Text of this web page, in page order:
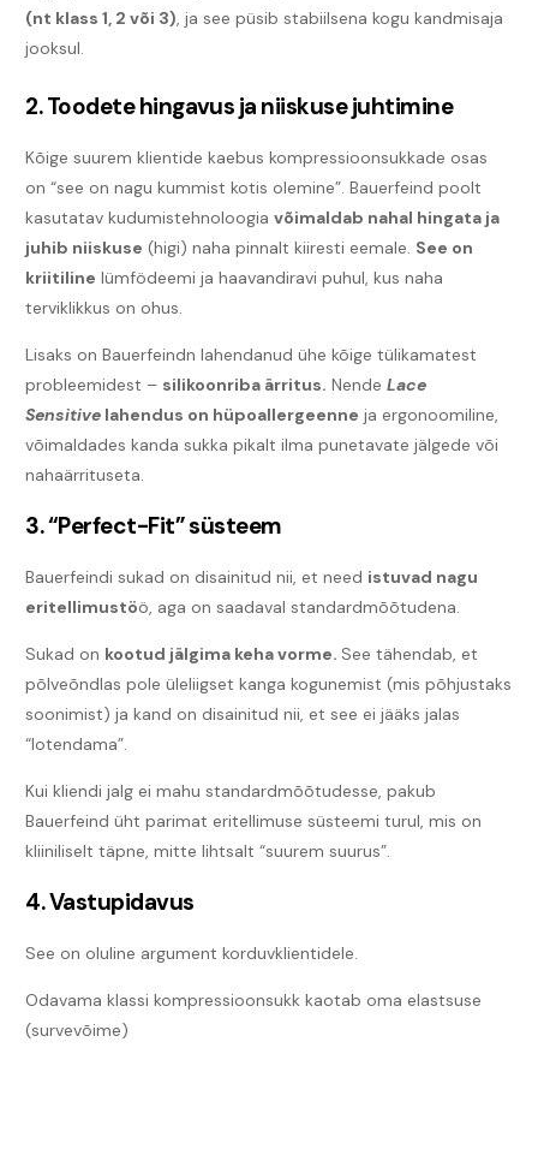
(nt klass 1, 2 või 3) , ja see püsib stabiilsena kogu kandmisaja
jooksul.
2. Toodete hingavus ja niiskuse juhtimine
Kõige suurem klientide kaebus kompressioonsukkade osas
on “see on nagu kummist kotis olemine”. Bauerfeind poolt
kasutatav kudumistehnoloogiavõimaldab nahal hingata ja
juhib niiskuse (higi) naha pinnalt kiiresti eemale. See on
kriitiline lümfödeemi ja haavandiravi puhul, kus naha
terviklikkus on ohus.
Lisaks on Bauerfeindn lahendanud ühe kõige tülikamatest
probleemidest – silikoonriba ärritus. NendeLace
Sensitive lahendus on hüpoallergeenne ja ergonoomiline,
võimaldades kanda sukka pikalt ilma punetavate jälgede või
nahaärrituseta.
3. “Perfect-Fit” süsteem
Bauerfeindi sukad on disainitud nii, et need istuvad nagu
eritellimustöö, aga on saadaval standardmõõtudena.
Sukad on kootud jälgima keha vorme. See tähendab, et
põlveõndlas pole üleliigset kanga kogunemist (mis põhjustaks
soonimist) ja kand on disainitud nii, et see ei jääks jalas
“lotendama”.
Kui kliendi jalg ei mahu standardmõõtudesse, pakub
Bauerfeind üht parimat eritellimuse süsteemi turul, mis on
kliiniliselt täpne, mitte lihtsalt “suurem suurus”.
4. Vastupidavus
See on oluline argument korduvklientidele.
Odavama klassi kompressioonsukk kaotab oma elastsuse
(survevõime)